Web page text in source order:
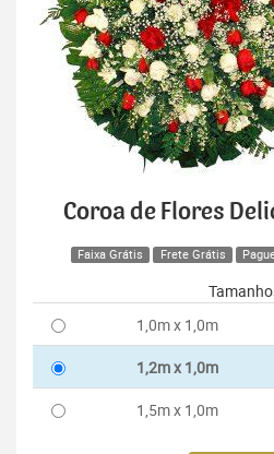
Coroa de Flores
Faixa Grátis Frete Grátis
1,0m x 1,0m
1,2m x 1,0m
1,5m x 1,0m